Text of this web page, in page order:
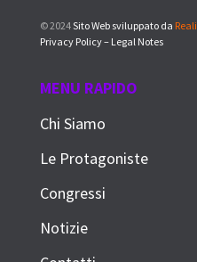
© 2024Sito Web sviluppato da
Privacy Policy – Legal Notes
MENU RAPIDO
Chi Siamo
Le Protagoniste
Congressi
Notizie